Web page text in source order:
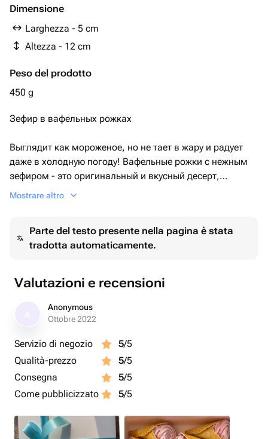
Dimensione
Larghezza - 5 cm
Altezza - 12 cm
Peso del prodotto
450 g
Зефир в вафельных рожках
Выглядит как мороженое, но не тает в жару и радует
даже в холодную погоду! Вафельные рожки с нежным
зефиром - это оригинальный и вкусный десерт,
который покорит каждого.
уютных чаепитий. Попробуйте десерт, который дарит
тепло и радость в любое время года! 💖
Mostrare altro
Parte del testo presente nella pagina è stata
tradotta automaticamente.
Valutazioni e recensioni
Anonymous
Ottobre 2022
Servizio di negozio 5/5
Qualità-prezzo
5/5
Consegna
5/5
Come pubblicizzato
5/5